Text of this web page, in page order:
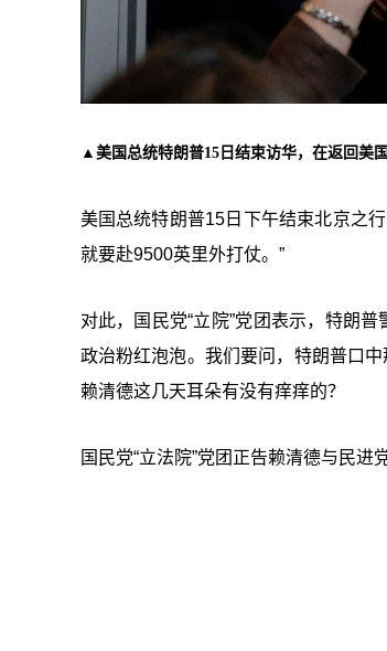
▲美国总统特朗普15日结束访华，在返回美
美国总统特朗普15日下午结束北京之
就要赴9500英里外打仗。”
对此，国民党“立院”党团表示，特朗
政治粉红泡泡。我们要问，特朗普口
赖清德这几天耳朵有没有痒痒的？
国民党“立法院”党团正告赖清德与民进